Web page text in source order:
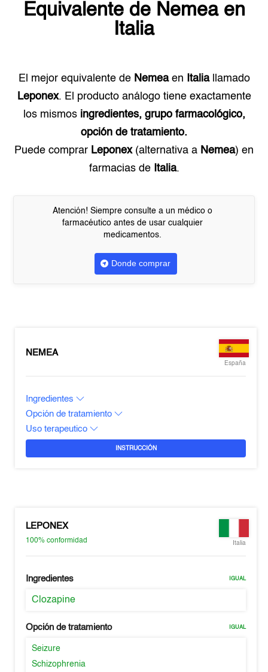
Equivalente de Nemeaen
Italia
El mejor equivalente de Nemeaen Italiallamado
Leponex. El producto análogo tiene exactamente
los mismos ingredientes, grupo farmacológico,
opción de tratamiento.
Puede comprar Leponex(alternativa a Nemea) en
farmacias de Italia.
Atención! Siempre consulte a un médico o
farmacéutico antes de usar cualquier
medicamentos.
Donde comprar
NEMEA
España
Ingredientes
Opción de tratamiento
Uso terapeutico
INSTRUCCIÓN
LEPONEX
100%conformidad Italia
Ingredientes IGUAL
Clozapine
Opción de tratamiento IGUAL
Seizure
Schizophrenia